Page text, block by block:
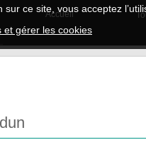
sur ce site, vous acceptez
et gérer les cookies
Accueil